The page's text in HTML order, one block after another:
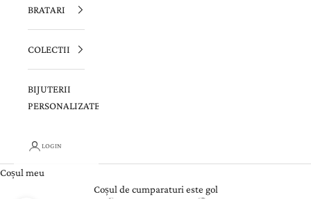
BRATARI
COLECTII
BIJUTERII
PERSONALIZATE
LOGIN
Coșul meu
Coșul de cumparaturi este gol